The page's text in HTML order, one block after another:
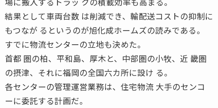
結果として車両台数 は削減でき、輸配送コストの抑制に
もつなが るというのが旭化成ホームズの読みである。
すでに物流センターの立地も決めた。
首都 圏の柏、平和島、厚木と、中部圏の小牧、近 畿圏
の摂津、それに福岡の全国六カ所に設け る。
各センターの管理運営業務は、住宅物流 大手のセンコ
ーに委託する計画だ。